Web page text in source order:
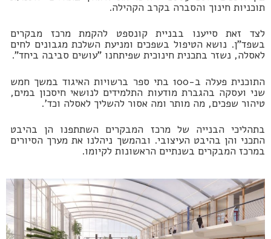
תוכניות חינוך והסברה בקרב הקהילה.
לצד זאת סייענו בבניית קונספט להקמת מרכז מבקרים
בשפד"ן. נושא הטיפול בשפכים ומניעת השלכת מגבונים לחים
לאסלה, נשזר בתכנית חינוכית שפיתחנו "עושים סביבה ביחד".
התוכנית פעלה ב-100 בתי ספר ברשויות האיגוד במשך חמש
שני ועסקה בהגברת מודעות התלמידים לנושאי חיסכון במים,
טיהור שפכים, מה מותר ומה אסור להשליך לאסלה וכד'.
בתהליכי הבנייה של מרכז המבקרים השתתפנו הן בהיבט
התכני והן בהיבט העיצובי. ובהמשך ניהלנו את מערך הסיורים
במרכז המבקרים בשנתיים הראשונות לקיומו.